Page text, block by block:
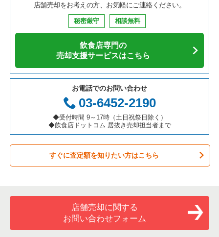
鉄板焼き・お好み焼の居抜き売却物件の案件一覧
カフェの居抜き売却物件の案件一覧
テイクアウトの居抜き売却物件の案件一覧
お弁当・惣菜・デリの居抜き売却物件の案件一覧
カラオケ・パブ・スナックの居抜き売却物件の案件一覧
バーの居抜き売却物件の案件一覧
居酒屋・ダイニングバーの居抜き売却物件の案件一覧
洋食の居抜き売却物件の案件一覧
兵庫県の飲食店の居抜き売却物件の案件一覧
愛知県の飲食店の居抜き売却物件の案件一覧
岐阜県の飲食店の居抜き売却物件の案件一覧
三重県の飲食店の居抜き売却物件の案件一覧
川崎市中原区の飲食店の居抜き売却物件の案件一覧
横浜市南区の飲食店の居抜き売却物件の案件一覧
横浜市港北区の飲食店の居抜き売却物件の案件一覧
横浜市神奈川区の飲食店の居抜き売却物件の案件一覧
横浜市都筑区の飲食店の居抜き売却物件の案件一覧
横浜市西区の飲食店の居抜き売却物件の案件一覧
川崎市宮前区の飲食店の居抜き売却物件の案件一覧
川崎市幸区の飲食店の居抜き売却物件の案件一覧
神奈川県のそば・うどんの居抜き売却物件の案件一覧
神奈川県の焼肉の居抜き売却物件の案件一覧
神奈川県の鉄板焼き・お好み焼の居抜き売却物件の案件一覧
神奈川県のアジア料理の居抜き売却物件の案件一覧
神奈川県のカフェの居抜き売却物件の案件一覧
神奈川県のテイクアウトの居抜き売却物件の案件一覧
神奈川県のお弁当・惣菜・デリの居抜き売却物件の案件一覧
神奈川県のバーの居抜き売却物件の案件一覧
神奈川県の居酒屋・ダイニングバーの居抜き売却物件の案件一
店舗売却をお考えの方、お気軽にご連絡ください。
秘密厳守 相談無料
飲食店専門の
売却支援サービスはこちら
お電話でのお問い合わせ
03-6452-2190
◆受付時間 9～17時（土日祝祭日除く）
◆飲食店ドットコム 居抜き売却担当者まで
すぐに査定額を知りたい方はこちら
店舗売却に関する
お問い合わせフォーム